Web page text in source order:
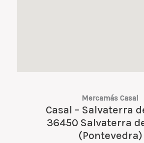
Mercamás Casal
Casal – Salvaterra
36450 Salvaterra
(Pontevedra)